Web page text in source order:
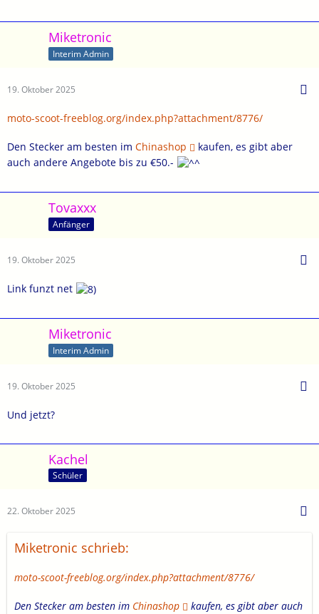
Miketronic
Interim Admin
19. Oktober 2025
moto-scoot-freeblog.org/index.php?attachment/8776/
Den Stecker am besten im Chinashop
kaufen, es gibt aber
auch andere Angebote bis zu €50.-
Tovaxxx
Anfänger
19. Oktober 2025
Link funzt net
Miketronic
Interim Admin
19. Oktober 2025
Und jetzt?
Kachel
Schüler
22. Oktober 2025
Miketronic schrieb:
moto-scoot-freeblog.org/index.php?attachment/8776/
Den Stecker am besten im Chinashop
kaufen, es gibt aber auch